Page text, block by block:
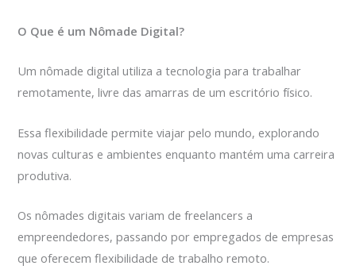
O Que é um Nômade Digital?
Um nômade digital utiliza a tecnologia para trabalhar
remotamente, livre das amarras de um escritório físico.
Essa flexibilidade permite viajar pelo mundo, explorando
novas culturas e ambientes enquanto mantém uma carreira
produtiva.
Os nômades digitais variam de freelancers a
empreendedores, passando por empregados de empresas
que oferecem flexibilidade de trabalho remoto.